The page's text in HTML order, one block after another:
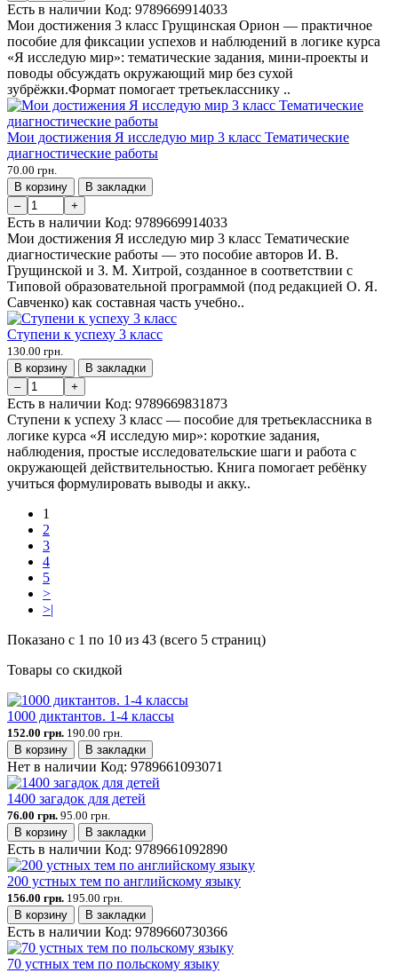
Есть в наличии Код: 9789669914033
Мои достижения 3 класс Грущинская Орион — практичное
пособие для фиксации успехов и наблюдений в логике курса
«Я исследую мир»: тематические задания, мини-проекты и
поводы обсуждать окружающий мир без сухой
зубрёжки.Формат помогает третьекласснику ..
Мои достижения Я исследую мир 3 класс Тематические
диагностические работы
70.00 грн.
В корзину
В закладки
–
+
Есть в наличии Код: 9789669914033
Мои достижения Я исследую мир 3 класс Тематические
диагностические работы — это пособие авторов И. В.
Грущинской и З. М. Хитрой, созданное в соответствии с
Типовой образовательной программой (под редакцией О. Я.
Савченко) как составная часть учебно..
Ступени к успеху 3 класс
130.00 грн.
В корзину
В закладки
–
+
Есть в наличии Код: 9789669831873
Ступени к успеху 3 класс — пособие для третьеклассника в
логике курса «Я исследую мир»: короткие задания,
наблюдения, простые исследовательские шаги и работа с
окружающей действительностью. Книга помогает ребёнку
учиться формулировать выводы и акку..
1
2
3
4
5
>
>|
Показано с 1 по 10 из 43 (всего 5 страниц)
Товары со скидкой
1000 диктантов. 1-4 классы
152.00 грн. 190.00 грн.
В корзину
В закладки
Нет в наличии Код: 9789661093071
1400 загадок для детей
76.00 грн. 95.00 грн.
В корзину
В закладки
Есть в наличии Код: 9789661092890
200 устных тем по английскому языку
156.00 грн. 195.00 грн.
В корзину
В закладки
Есть в наличии Код: 9789660730366
70 устных тем по польскому языку